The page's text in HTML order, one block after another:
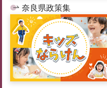
奈良県政策集